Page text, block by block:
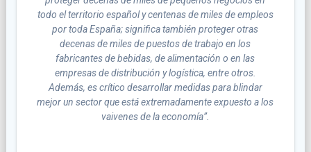
todo el territorio español y centenas de miles de empleos
por toda España; significa también proteger otras
decenas de miles de puestos de trabajo en los
fabricantes de bebidas, de alimentación o en las
empresas de distribución y logística, entre otros.
Además, es crítico desarrollar medidas para blindar
mejor un sector que está extremadamente expuesto a los
vaivenes de la economía”.